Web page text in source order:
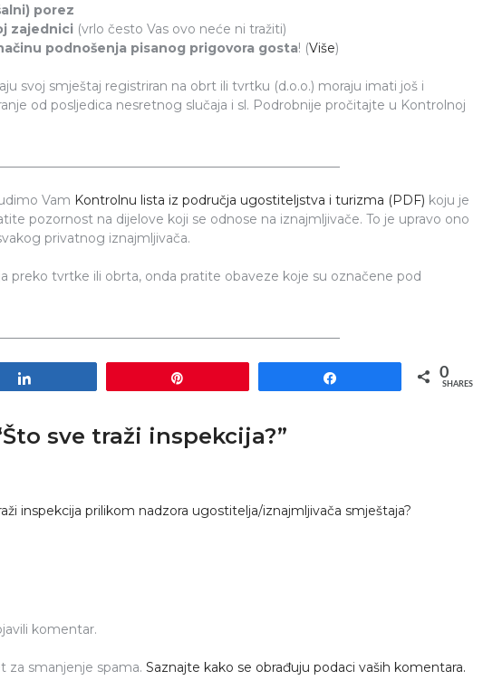
porez
zajednici (vrlo često Vas ovo neće ni tražiti)
podnošenja pisanog prigovora gosta! (Više)
svoj smještaj registriran na obrt ili tvrtku (d.o.o.) moraju imati još i
od posljedica nesretnog slučaja i sl. Podrobnije pročitajte u Kontrolnoj
Vam Kontrolnu lista iz područja ugostiteljstva i turizma (PDF) koju je
pozornost na dijelove koji se odnose na iznajmljivače. To je upravo ono
privatnog iznajmljivača.
preko tvrtke ili obrta, onda pratite obaveze koje su označene pod
0
SHARES
Što sve traži inspekcija?”
inspekcija prilikom nadzora ugostitelja/iznajmljivača smještaja?
komentar.
za smanjenje spama. Saznajte kako se obrađuju podaci vaših komentara.